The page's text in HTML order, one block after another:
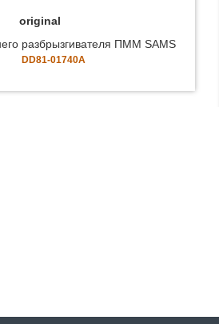
original
разбрызгивателя ПММ SAMS
DD81-01740A